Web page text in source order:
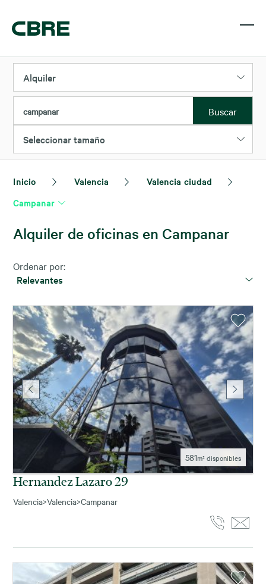
Alquiler
campanar Buscar
Seleccionar tamaño
Inicio Valencia
Valencia ciudad
Campanar
Alquiler de oficinas en Campanar
Ordenar por:
Relevantes
581m² disponibles
Hernandez Lazaro 29
Valencia>Valencia>Campanar